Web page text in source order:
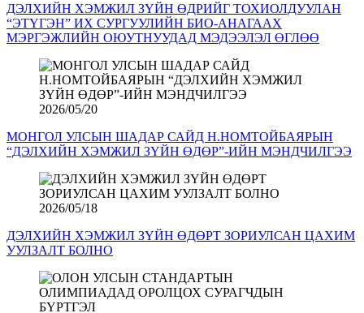
ДЭЛХИЙН ХЭМЖИЛ ЗҮЙН ӨДРИЙГ ТОХИОЛДУУЛАН
“ЭТҮГЭН” ИХ СУРГУУЛИЙН БИО-АНАГААХ
МЭРГЭЖЛИЙН ОЮУТНУУДАД МЭДЭЭЛЭЛ ӨГЛӨӨ
2026/05/20
МОНГОЛ УЛСЫН ШАДАР САЙД Н.НОМТОЙБАЯРЫН
“ДЭЛХИЙН ХЭМЖИЛ ЗҮЙН ӨДӨР”-ИЙН МЭНДЧИЛГЭЭ
2026/05/18
ДЭЛХИЙН ХЭМЖИЛ ЗҮЙН ӨДӨРТ ЗОРИУЛСАН ЦАХИМ
УУЛЗАЛТ БОЛНО